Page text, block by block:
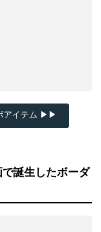
アイテム ▶▶
誕生したボーダ